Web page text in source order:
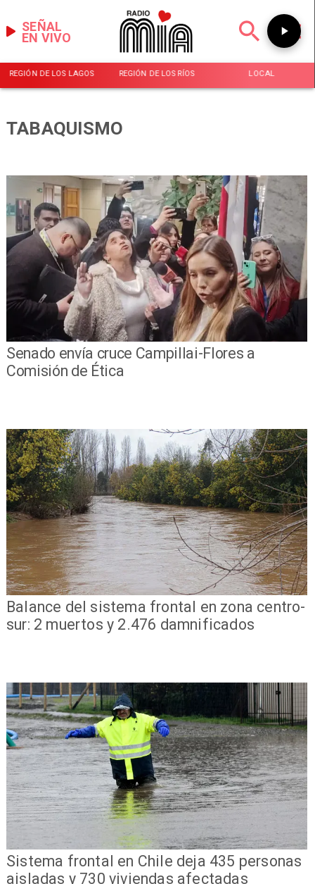
EN VIVO
SEÑAL
REGIÓN DE LOS LAGOS REGIÓN DE LOS RÍOS LOCAL
TABAQUISMO
Senado envía cruce Campillai-Flores a
Comisión de Ética
Balance del sistema frontal en zona centro-
sur: 2 muertos y 2.476 damnificados
Sistema frontal en Chile deja 435 personas
aisladas y 730 viviendas afectadas